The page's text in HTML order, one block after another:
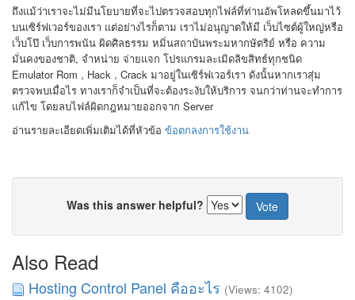
ถึงแม้ว่าเราจะไม่มีนโยบายที่จะไปตรวจสอบทุกไฟล์ที่ท่านอัพโหลดขึ้นมาไว้
บนเซิร์ฟเวอร์ของเรา แต่อย่างไรก็ตาม เราไม่อนุญาตให้มี เว็บไซต์ผู้ใหญ่หรือ
เว็บโป๊ เว็บการพนัน ผิดศิลธรรม หมิ่นสถาบันพระมหากษัตริย์ หรือ ความ
มั่นคงของชาติ, จำหน่าย จ่ายแจก โปรแกรมละเมิดลิขสิทธ์ทุกชนิด
Emulator Rom , Hack , Crack มาอยู่ในเซิร์ฟเวอร์เรา ดังนั้นหากเราสุ่ม
ตรวจพบเมื่อไร ทางเราก็จำเป็นที่จะต้องระงับให้บริการ จนกว่าท่านจะทำการ
แก้ไข โดยลบไฟล์ผิดกฎหมายออกจาก Server
อ่านรายละเอียดเพิ่มเติมได้ที่หัวข้อ ข้อตกลงการใช้งาน
Was this answer helpful?
Also Read
Hosting Control Panel คืออะไร (Views: 4102)